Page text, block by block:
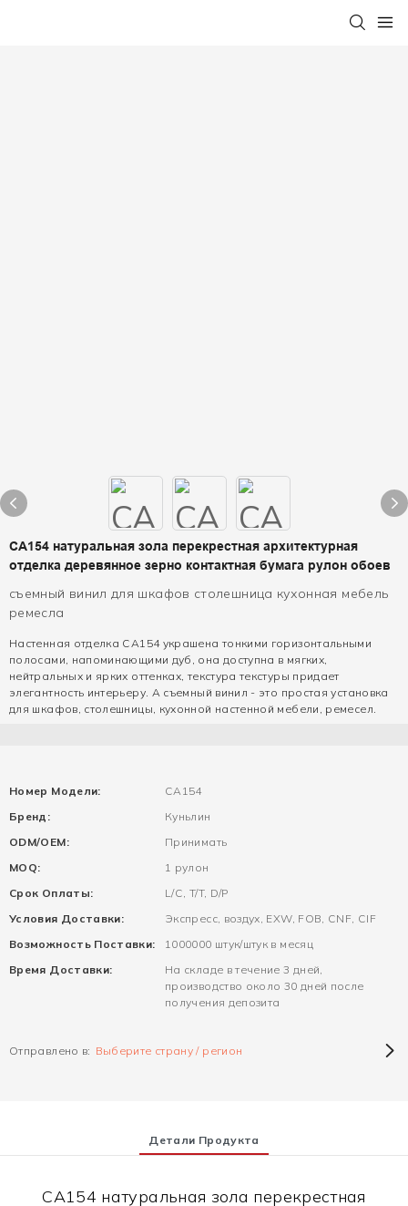
CA154 натуральная зола перекрестная архитектурная
отделка деревянное зерно контактная бумага рулон обоев
съемный винил для шкафов столешница кухонная мебель
ремесла
Настенная отделка CA154 украшена тонкими горизонтальными
полосами, напоминающими дуб, она доступна в мягких,
нейтральных и ярких оттенках, текстура текстуры придает
элегантность интерьеру. А съемный винил - это простая установка
для шкафов, столешницы, кухонной настенной мебели, ремесел.
Номер Модели:
CA154
Бренд:
Куньлин
ODM/OEM:
Принимать
MOQ:
1 рулон
Срок Оплаты:
L/C, T/T, D/P
Условия Доставки:
Экспресс, воздух, EXW, FOB, CNF, CIF
Возможность Поставки:
1000000 штук/штук в месяц
Время Доставки:
На складе в течение 3 дней,
производство около 30 дней после
получения депозита
Отправлено в: Выберите страну / регион
Детали Продукта
CA154 натуральная зола перекрестная